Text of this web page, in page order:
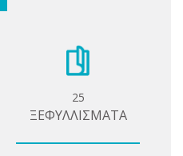
25
ΞΕΦΥΛΛΙΣΜΑΤΑ